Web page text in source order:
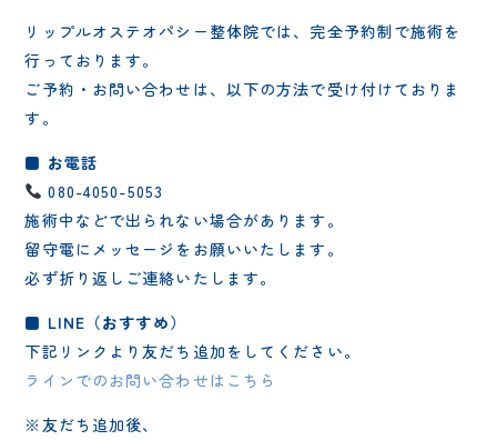
リップルオステオパシー整体院では、完全予約制で施術を
行っております。
ご予約・お問い合わせは、以下の方法で受け付けておりま
す。
■ お電話
080-4050-5053
施術中などで出られない場合があります。
留守電にメッセージをお願いいたします。
必ず折り返しご連絡いたします。
■ LINE（おすすめ）
下記リンクより友だち追加をしてください。
ラインでのお問い合わせはこちら
※友だち追加後、